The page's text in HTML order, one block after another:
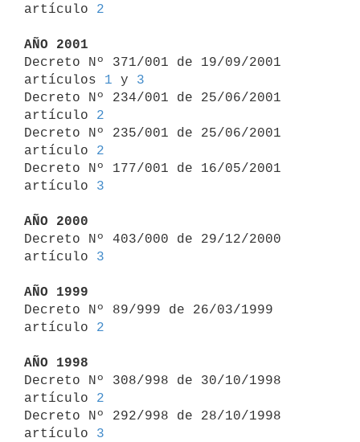
artículo 2
AÑO 2001
Decreto Nº 371/001 de 19/09/2001
artículos 1 y 3
Decreto Nº 234/001 de 25/06/2001
artículo 2
Decreto Nº 235/001 de 25/06/2001
artículo 2
Decreto Nº 177/001 de 16/05/2001
artículo 3
AÑO 2000
Decreto Nº 403/000 de 29/12/2000
artículo 3
AÑO 1999
Decreto Nº 89/999 de 26/03/1999
artículo 2
AÑO 1998
Decreto Nº 308/998 de 30/10/1998
artículo 2
Decreto Nº 292/998 de 28/10/1998
artículo 3